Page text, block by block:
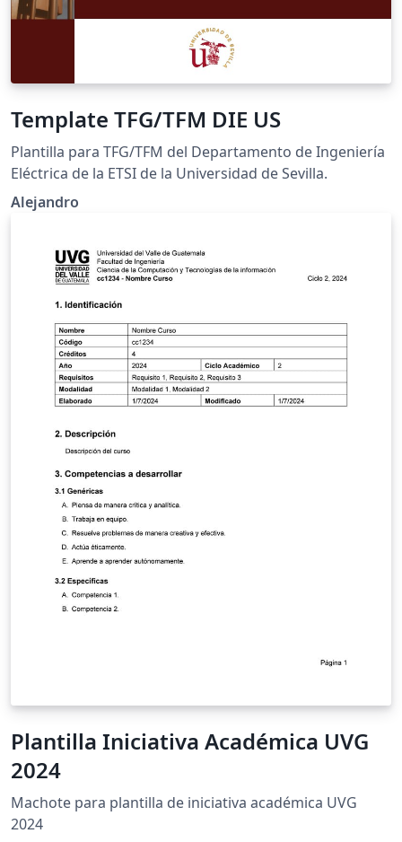
Template TFG/TFM DIE US
Plantilla para TFG/TFM del Departamento de Ingeniería
Eléctrica de la ETSI de la Universidad de Sevilla.
Alejandro
Plantilla Iniciativa Académica UVG
2024
Machote para plantilla de iniciativa académica UVG
2024